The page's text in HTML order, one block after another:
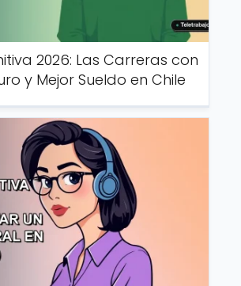
2026: Las Carreras con
y Mejor Sueldo en Chile